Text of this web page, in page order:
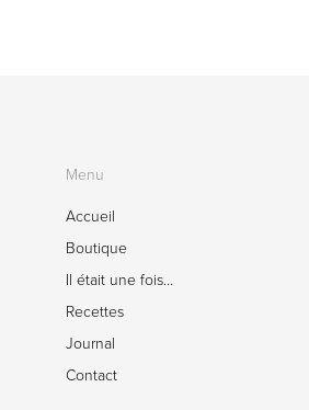
Menu
Accueil
Boutique
Il était une fois…
Recettes
Journal
Contact